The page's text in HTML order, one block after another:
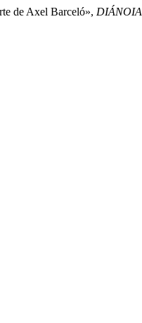
de Axel Barceló», DIÁNOIA